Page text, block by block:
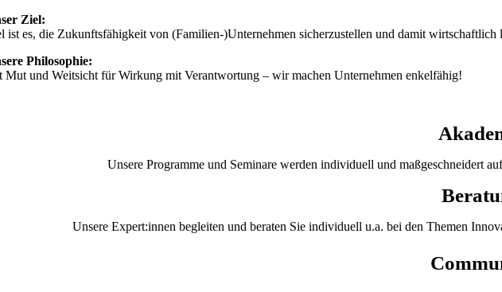
Ziel:
ist es, die Zukunftsfähigkeit von (Familien-)Unternehmen sicherzustellen und damit
Philosophie:
Mut und Weitsicht für Wirkung mit Verantwortung – wir machen Unternehmen enkelfähig!
Unsere Programme und Seminare werden individuell und maßgeschneidert
Unsere Expert:innen begleiten und beraten Sie individuell u.a. bei den Themen